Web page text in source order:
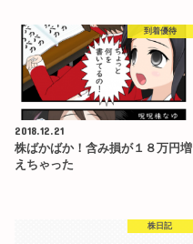
到着優待
2018.12.21
株ばかばか！含み損が１８万円増
えちゃった
株日記